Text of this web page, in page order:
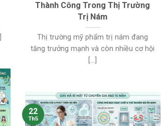
Thành Công Trong Thị Trường
Trị Nám
Thị trường mỹ phẩm trị nám đang
tăng trưởng mạnh và còn nhiều cơ hội
[...]
22
Th5